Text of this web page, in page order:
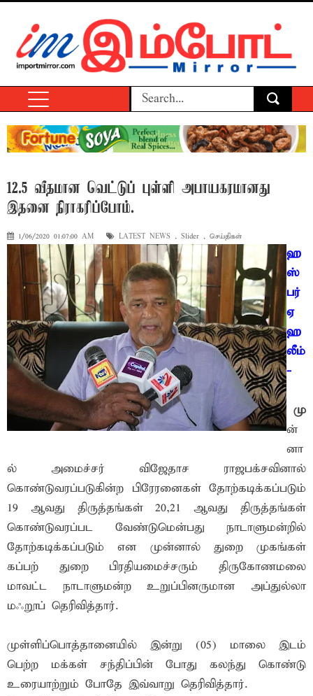
12.5 வீதமான வெட்டுப் புள்ளி அபாயகரமானது
இதனை நிராகரிப்போம்.
1/06/2020 01:07:00 AM LATEST NEWS , Slider , செய்திகள்
ஹ
ஸ்
பர்
ஏ
ஹ
லீம்
-
மு
ன்
னா
ல் அமைச்சர் விஜேதாச ராஜபக்சவினால்
கொண்டுவரப்படுகின்ற பிரேரனைகள் தோற்கடிக்கப்படும்
19 ஆவது திருத்தங்கள் 20,21 ஆவது திருத்தங்கள்
கொண்டுவரப்பட வேண்டுமென்பது நாடாளுமன்றில்
தோற்கடிக்கப்படும் என முன்னால் துறை முகங்கள்
கப்பற் துறை பிரதியமைச்சரும் திருகோணமலை
மாவட்ட நாடாளுமன்ற உறுப்பினருமான அப்துல்லா
மஃறூப் தெரிவித்தார்.
முள்ளிப்பொத்தானையில் இன்று (05) மாலை இடம்
பெற்ற மக்கள் சந்திப்பின் போது கலந்து கொண்டு
உரையாற்றும் போதே இவ்வாறு தெரிவித்தார்.